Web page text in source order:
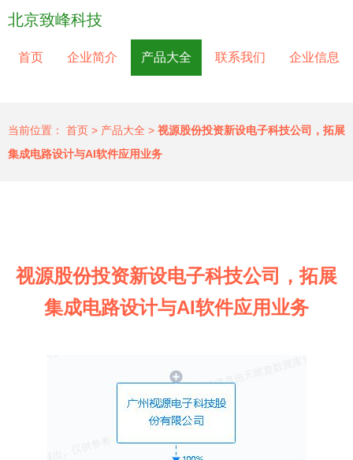
北京致峰科技
首页 企业简介 产品大全 联系我们 企业信息
当前位置： 首页 > 产品大全 > 视源股份投资新设电子科技公司，拓展
集成电路设计与AI软件应用业务
视源股份投资新设电子科技公司，拓展
集成电路设计与AI软件应用业务